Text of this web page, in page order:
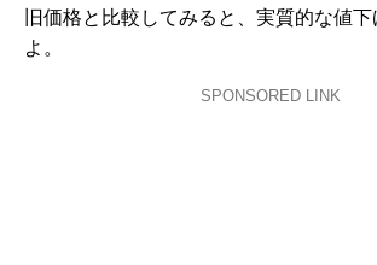
旧価格と比較してみると、実質的な値
よ。
SPONSORED LINK